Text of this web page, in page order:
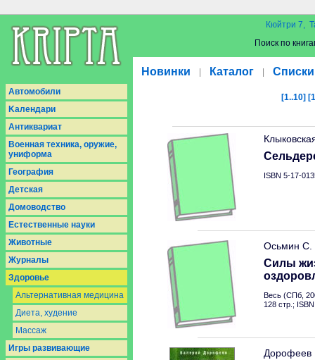
Кюйтри 7,
Поиск по
Новинки Каталог Списки
Aвтомобили
Kалендари
Антиквариат
Военная техника, оружие,
униформа
География
Детская
Домоводство
Естественные науки
Животные
Журналы
Здоровье
Альтернативная медицина
Диета, худение
Массаж
Игры развивающие
[1..10]
ISBN 5-17-
Осьмин С.
Силы
Весь (СПб,
128 стр.;
Дорофеев